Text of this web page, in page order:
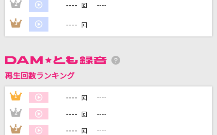
カラオケ最新情報をチェック！
2 ---- 回 ----
3 ---- 回 ----
再生回数ランキング
1 ---- 回 ----
2 ---- 回 ----
3 ---- 回 ----